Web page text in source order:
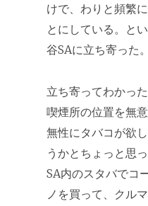
けで、わりと頻繁
とにしている。と
谷SAに立ち寄った。
立ち寄ってわかっ
喫煙所の位置を無
無性にタバコが欲
うかとちょっと思
SA内のスタバでコ
ノを買って、クルマ